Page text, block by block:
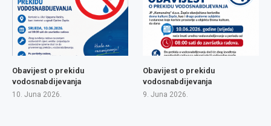
Obavijest o prekidu
vodosnabdijevanja
10. Juna 2026.
Obavijest o prekidu
vodosnabdijevanja
9. Juna 2026.